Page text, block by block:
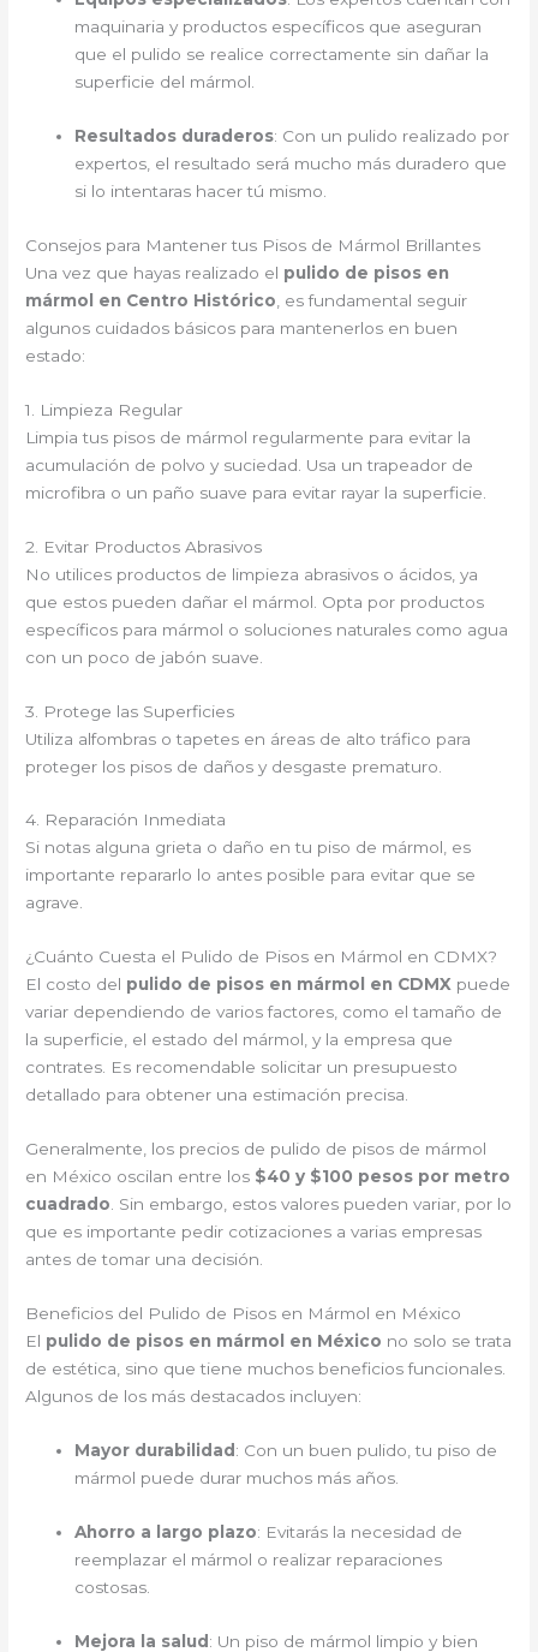
maquinaria y productos específicos que aseguran
que el pulido se realice correctamente sin dañar la
superficie del mármol.
Resultados duraderos: Con un pulido realizado por
expertos, el resultado será mucho más duradero que
si lo intentaras hacer tú mismo.
Consejos para Mantener tus Pisos de Mármol Brillantes
Una vez que hayas realizado el pulido de pisos en
mármol en Centro Histórico , es fundamental seguir
algunos cuidados básicos para mantenerlos en buen
estado:
1. Limpieza Regular
Limpia tus pisos de mármol regularmente para evitar la
acumulación de polvo y suciedad. Usa un trapeador de
microfibra o un paño suave para evitar rayar la superficie.
2. Evitar Productos Abrasivos
No utilices productos de limpieza abrasivos o ácidos, ya
que estos pueden dañar el mármol. Opta por productos
específicos para mármol o soluciones naturales como agua
con un poco de jabón suave.
3. Protege las Superficies
Utiliza alfombras o tapetes en áreas de alto tráfico para
proteger los pisos de daños y desgaste prematuro.
4. Reparación Inmediata
Si notas alguna grieta o daño en tu piso de mármol, es
importante repararlo lo antes posible para evitar que se
agrave.
¿Cuánto Cuesta el Pulido de Pisos en Mármol en CDMX?
El costo del pulido de pisos en mármol en CDMX puede
variar dependiendo de varios factores, como el tamaño de
la superficie, el estado del mármol, y la empresa que
contrates. Es recomendable solicitar un presupuesto
detallado para obtener una estimación precisa.
Generalmente, los precios de pulido de pisos de mármol
en México oscilan entre los $40 y $100 pesos por metro
cuadrado . Sin embargo, estos valores pueden variar, por lo
que es importante pedir cotizaciones a varias empresas
antes de tomar una decisión.
Beneficios del Pulido de Pisos en Mármol en México
El pulido de pisos en mármol en México no solo se trata
de estética, sino que tiene muchos beneficios funcionales.
Algunos de los más destacados incluyen:
Mayor durabilidad : Con un buen pulido, tu piso de
mármol puede durar muchos más años.
Ahorro a largo plazo: Evitarás la necesidad de
reemplazar el mármol o realizar reparaciones
costosas.
Mejora la salud : Un piso de mármol limpio y bien